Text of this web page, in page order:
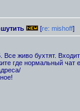
[re: mishoff]
живо бухтят. Входит.
где нормальный чат